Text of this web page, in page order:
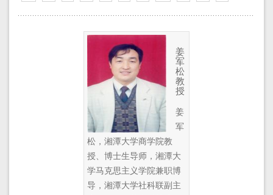
姜
军
松
教
授
姜
军
松，湘潭大学商学院教
授、博士生导师，湘潭大
学马克思主义学院兼职博
导，湘潭大学社科联副主